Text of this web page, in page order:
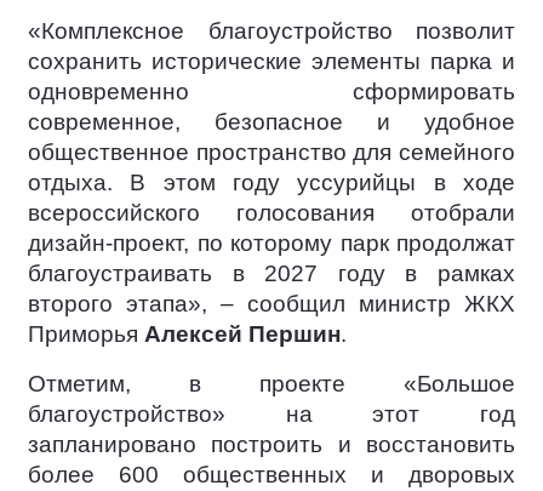
«Комплексное благоустройство позволит
сохранить исторические элементы парка и
одновременно сформировать
современное, безопасное и удобное
общественное пространство для семейного
отдыха. В этом году уссурийцы в ходе
всероссийского голосования отобрали
дизайн-проект, по которому парк продолжат
благоустраивать в 2027 году в рамках
второго этапа», – сообщил министр ЖКХ
Приморья Алексей Першин.
Отметим, в проекте «Большое
благоустройство» на этот год
запланировано построить и восстановить
более 600 общественных и дворовых